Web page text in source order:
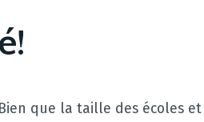
que la taille des écoles et